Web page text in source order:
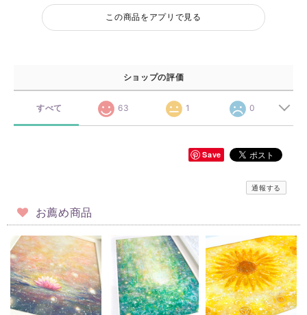
この商品をアプリで見る
ショップの評価
すべて 63 1 0
Save
通報する
お薦め商品